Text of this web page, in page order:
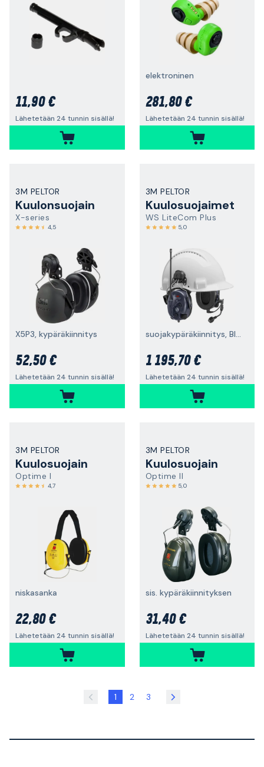
11,90 €
Lähetetään 24 tunnin sisällä!
elektroninen
281,80 €
Lähetetään 24 tunnin sisällä!
3M PELTOR
Kuulonsuojain
X-series
4,5
X5P3, kypäräkiinnitys
52,50 €
Lähetetään 24 tunnin sisällä!
3M PELTOR
Kuulosuojaimet
WS LiteCom Plus
5,0
suojakypäräkiinnitys, Bluetooth®, kaksisuuntainen radiopuhelin, 16 kanavaa (PMR446 MHz) ja 121 alikanavaa
1 195,70 €
Lähetetään 24 tunnin sisällä!
3M PELTOR
Kuulosuojain
Optime I
4,7
niskasanka
22,80 €
Lähetetään 24 tunnin sisällä!
3M PELTOR
Kuulosuojain
Optime II
5,0
sis. kypäräkiinnityksen
31,40 €
Lähetetään 24 tunnin sisällä!
1 2 3